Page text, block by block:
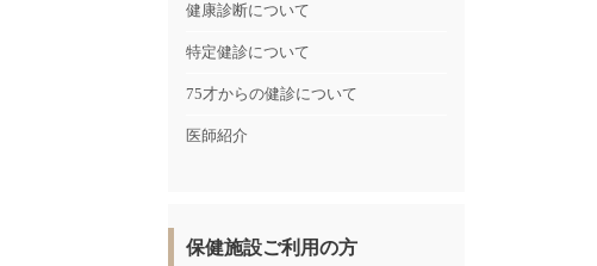
健康診断について
特定健診について
75才からの健診について
医師紹介
保健施設ご利用の方